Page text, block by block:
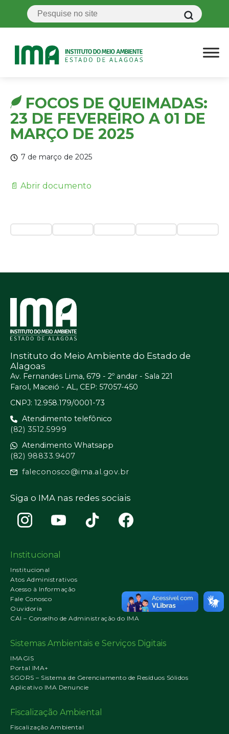
FOCOS DE QUEIMADAS:
23 DE FEVEREIRO A 01 DE
MARÇO DE 2025
7 de março de 2025
📄 Abrir documento
Instituto do Meio Ambiente do Estado de
Alagoas
Av. Fernandes Lima, 679 - 2º andar - Sala 221
Farol, Maceió - AL, CEP: 57057-450
CNPJ: 12.958.179/0001-73
Atendimento telefônico
(82) 3512.5999
Atendimento Whatsapp
(82) 98833.9407
faleconosco@ima.al.gov.br
Siga o IMA nas redes sociais
Institucional
Institucional
Atos Administrativos
Acesso à Informação
Fale Conosco
Ouvidoria
CAI – Conselho de Administração do IMA
Sistemas Ambientais e Serviços Digitais
IMAGIS
Portal IMA+
SGORS – Sistema de Gerenciamento de Resíduos Sólidos
Aplicativo IMA Denuncie
Fiscalização Ambiental
Fiscalização Ambiental